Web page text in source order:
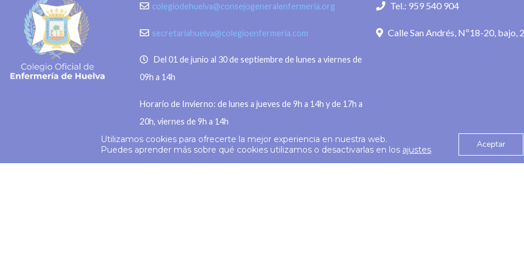
en segundos o sensibilidad a la luz,
entre otros. “La
Consejo General de
alcance sin perder la
colegiodehuelva@consejogeneralenfermeria.org
secretariahuelva@colegioenfermeria.com
Del 01 de junio al 30 de septiembre de lunes a viernes de
09h a 14h
Horario de Invierno: de lunes a jueves de 9h a 14h y de 17h a
20h, viernes de 9h a 14h
Tel.: 959 540 904
Calle San Andrés, Nº18-20, bajo,
© 2026 Colegio Enfermería Huelva Política de
Utilizamos cookies para ofrecerte la mejor experiencia en nuestra web.
Puedes aprender más sobre qué cookies utilizamos o desactivarlas en los ajustes. Aceptar